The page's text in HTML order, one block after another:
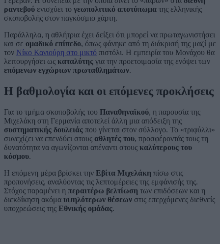
ραντεβού ενισχύει το γεωπολιτικό αποτύπωμα της ελληνικής
σκοποβολής στον παγκόσμιο χάρτη.
Παράλληλα, η αθλήτρια έχει δείξει ότι μπορεί να πρωταγωνιστήσει
και σε ομαδικό επίπεδο, όπως φάνηκε από τη διάκρισή της μαζί με
τον Νίκο Κανιούρη στο μικτό πιστόλι. Η εμπειρία του Μονάχου θα
λειτουργήσει ως καταλύτης για την προετοιμασία της ενόψει των
επόμενων εγχώριων πρωταθλημάτων.
Η βαθμολογία και οι επόμενες προκλήσεις
Για το τμήμα σκοποβολής του Παναθηναϊκού, η παρουσία της
Μιχελάκη στη Γερμανία αποτελεί άλλη μια απόδειξη της
συστηματικής δουλειάς που γίνεται στον σύλλογο. Το «τριφύλλι»
συνεχίζει να επενδύει στους αθλητές του, προσφέροντάς τους τη
δυνατότητα να αγωνίζονται απέναντι στους καλύτερους του
κόσμου.
Η επόμενη μέρα βρίσκει την Εβίτα Μιχελάκη πίσω στις
προπονήσεις, αναλύοντας τις λεπτομέρειες της εμφάνισής της.
Στόχος παραμένει η περαιτέρω βελτίωση των επιδόσεων και η
διεκδίκηση ακόμα υψηλότερων θέσεων στις επερχόμενες διεθνείς
υποχρεώσεις της Εθνικής ομάδας.